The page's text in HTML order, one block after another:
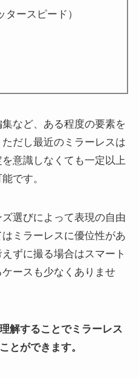
ースピード）
など、ある程度の要素を
だし最近のミラーレスは
意識しなくても一定以上
です。
選びによって表現の自由
ミラーレスに優位性があ
ずに撮る場合はスマート
ースも少なくありませ
解することでミラーレス
とができます。